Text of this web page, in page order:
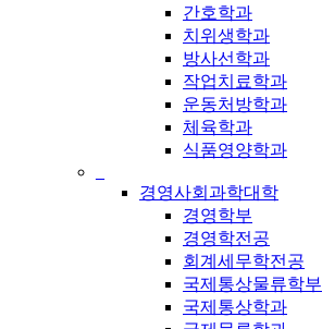
간호학과
치위생학과
방사선학과
작업치료학과
운동처방학과
체육학과
식품영양학과
경영사회과학대학
경영학부
경영학전공
회계세무학전공
국제통상물류학부
국제통상학과